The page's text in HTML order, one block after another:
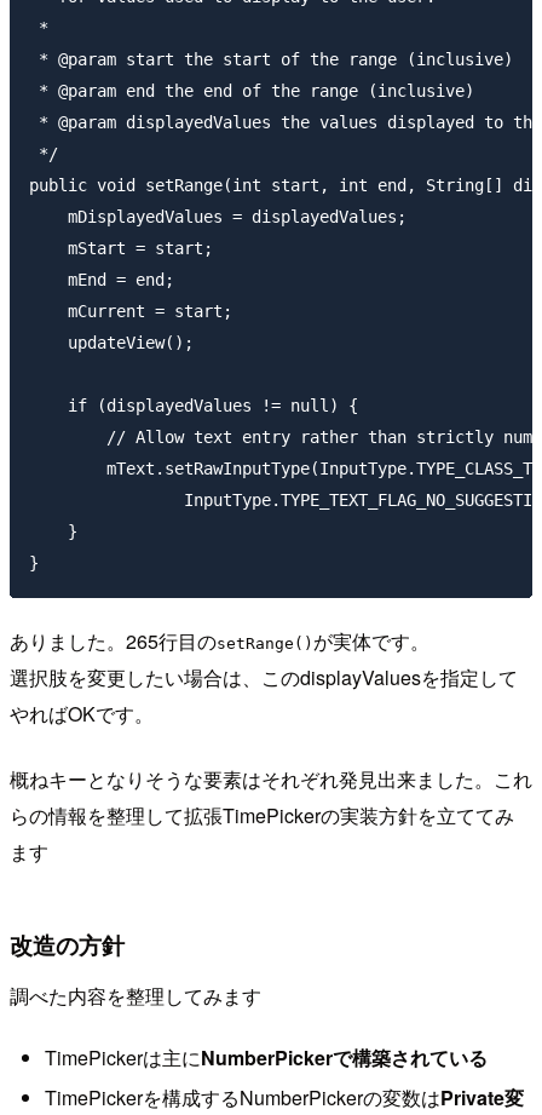
*
* @param start the start of the range (inclusive)
* @param end the end of the range (inclusive)
* @param displayedValues the values displayed to
*/
public void setRange(int start, int end, String[]
    mDisplayedValues = displayedValues;
    mStart = start;
    mEnd = end;
    mCurrent = start;
    updateView();
    if (displayedValues != null) {
// Allow text entry rather than strictly
    }
ありました。265行目のsetRange() が実体です。
選択肢を変更したい場合は、このdisplayValuesを指定して
やればOKです。
概ねキーとなりそうな要素はそれぞれ発見出来ました。これ
らの情報を整理して拡張TimePickerの実装方針を立ててみ
ます
改造の方針
調べた内容を整理してみます
TimePickerは主にNumberPickerで構築されている
TimePickerを構成するNumberPickerの変数はPrivate変